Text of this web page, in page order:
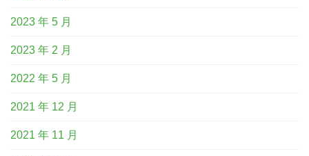
2023 年 5 月
2023 年 2 月
2022 年 5 月
2021 年 12 月
2021 年 11 月